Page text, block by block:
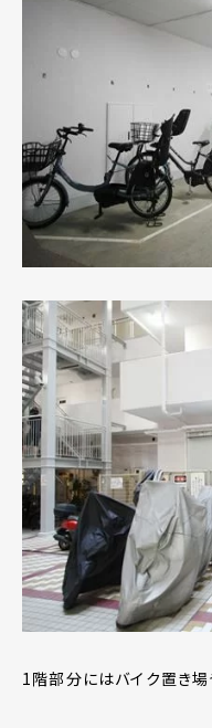
1階部分にはバイク置き場